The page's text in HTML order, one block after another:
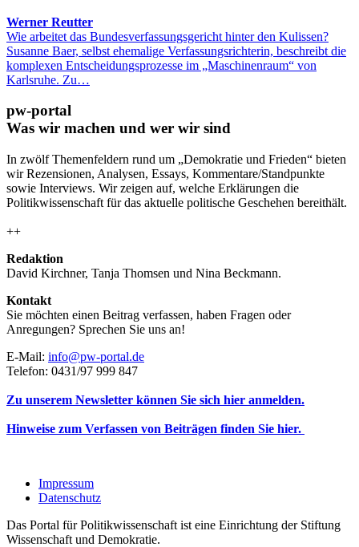
Werner Reutter
Wie arbeitet das Bundesverfassungsgericht hinter den Kulissen?
Susanne Baer, selbst ehemalige Verfassungsrichterin, beschreibt die
komplexen Entscheidungsprozesse im „Maschinenraum“ von
Karlsruhe. Zu…
pw-portal
Was wir machen und wer wir sind
In zwölf Themenfeldern rund um „Demokratie und Frieden“ bieten
wir Rezensionen, Analysen, Essays, Kommentare/Standpunkte
sowie Interviews. Wir zeigen auf, welche Erklärungen die
Politikwissenschaft für das aktuelle politische Geschehen bereithält.
++
Redaktion
David Kirchner, Tanja Thomsen und Nina Beckmann.
Kontakt
Sie möchten einen Beitrag verfassen, haben Fragen oder
Anregungen? Sprechen Sie uns an!
E-Mail: info@pw-portal.de
Telefon: 0431/97 999 847
Zu unserem Newsletter können Sie sich hier anmelden.
Hinweise zum Verfassen von Beiträgen finden Sie hier.
Impressum
Datenschutz
Das Portal für Politikwissenschaft ist eine Einrichtung der Stiftung
Wissenschaft und Demokratie.